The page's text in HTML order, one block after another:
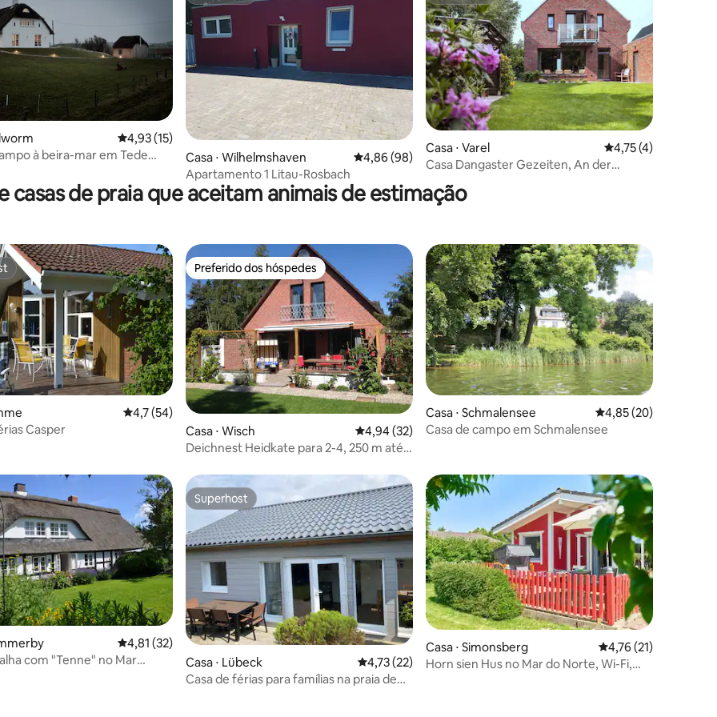
de 5, 50 avaliações
4,93 de uma avaliação média de 5, 15 avaliações
4,93 (15)
à beira-mar em Tede
Casa ⋅ Wilhelmshaven 4,86 de uma avaliação média de 5, 98 avaliações
4,86 (98)
Apartamento 1 Litau-Rosbach
Casa ⋅ Varel 4,75 de uma
4,75 (4)
Casa Dangaster Gezeiten, An der
casas de praia que aceitam animais de estimação
4,7 de uma avaliação média de 5, 54 avaliações
4,7 (54)
Casper
Preferido dos hóspedes
Preferido dos hóspedes
Casa ⋅ Wisch 4,94 de uma avaliação média de 5, 32 avaliações
4,94 (32)
Deichnest Heidkate para 2-4, 250 m até a
Casa ⋅ Schmalensee 4,85 de uma
4,85 (20)
Casa de campo em Schmalensee
média de 5, 4 avaliações
4,81 de uma avaliação média de 5, 32 avaliações
4,81 (32)
com "Tenne" no Mar
Superhost
Superhost
Casa ⋅ Lübeck 4,73 de uma avaliação média de 5, 22 avaliações
4,73 (22)
Casa de férias para famílias na praia de
Casa ⋅ Simonsberg 4,76 de uma
4,76 (21)
Horn sien Hus no Mar do Norte, Wi-Fi,